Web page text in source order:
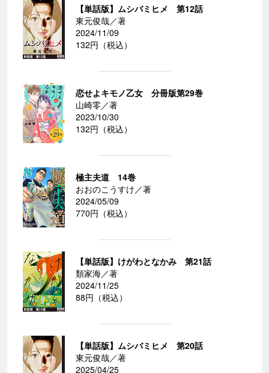
【単話版】ムシバミヒメ 第12話
東元俊哉／著
2024/11/09
132円（税込）
恋せよキモノ乙女 分冊版第29巻
山崎零／著
2023/10/30
132円（税込）
極主夫道 14巻
おおのこうすけ／著
2024/05/09
770円（税込）
【単話版】けがわとなかみ 第21話
類家海／著
2024/11/25
88円（税込）
【単話版】ムシバミヒメ 第20話
東元俊哉／著
2025/04/25